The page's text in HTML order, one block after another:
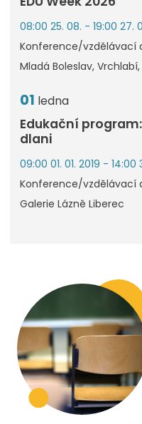
08:00 25. 08. - 19:00 27.
Konference/vzdělávací
Mladá Boleslav,
01 ledna
Edukační
dlani
09:00 01. 01. 2019 - 14:00
Konference/vzdělávací
Galerie Lázně Liberec